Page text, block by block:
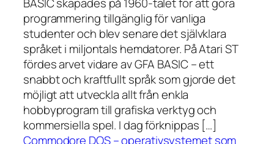
BASIC skapades på 1960-talet för att göra
programmering tillgänglig för vanliga
studenter och blev senare det självklara
språket i miljontals hemdatorer. På Atari ST
fördes arvet vidare av GFA BASIC – ett
snabbt och kraftfullt språk som gjorde det
möjligt att utveckla allt från enkla
hobbyprogram till grafiska verktyg och
kommersiella spel. I dag förknippas […]
Commodore DOS – operativsystemet som